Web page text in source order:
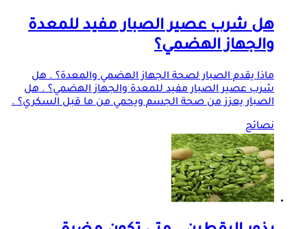
هل شرب عصير الصبار مفيد للمعدة
والجهاز الهضمي؟
ماذا يقدم الصبار لصحة الجهاز الهضمي والمعدة؟ . هل
شرب عصير الصبار مفيد للمعدة والجهاز الهضمي؟ . هل
الصبار يعزز من صحة الجسم ويحمي من ما قبل السكري؟ .
نصائح